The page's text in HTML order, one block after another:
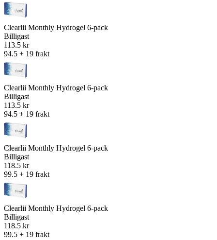
Clearlii Monthly Hydrogel 6-pack
Billigast
113.5 kr
94.5 + 19 frakt
Clearlii Monthly Hydrogel 6-pack
Billigast
113.5 kr
94.5 + 19 frakt
Clearlii Monthly Hydrogel 6-pack
Billigast
118.5 kr
99.5 + 19 frakt
Clearlii Monthly Hydrogel 6-pack
Billigast
118.5 kr
99.5 + 19 frakt